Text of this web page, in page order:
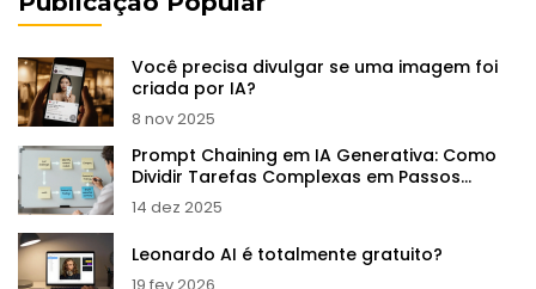
Você precisa divulgar se uma imagem foi
criada por IA?
8 nov 2025
Prompt Chaining em IA Generativa: Como
Dividir Tarefas Complexas em Passos
Confiáveis
14 dez 2025
Leonardo AI é totalmente gratuito?
19 fev 2026